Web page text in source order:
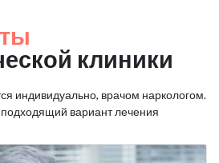
клиники
индивидуально, врачом наркологом.
вариант лечения